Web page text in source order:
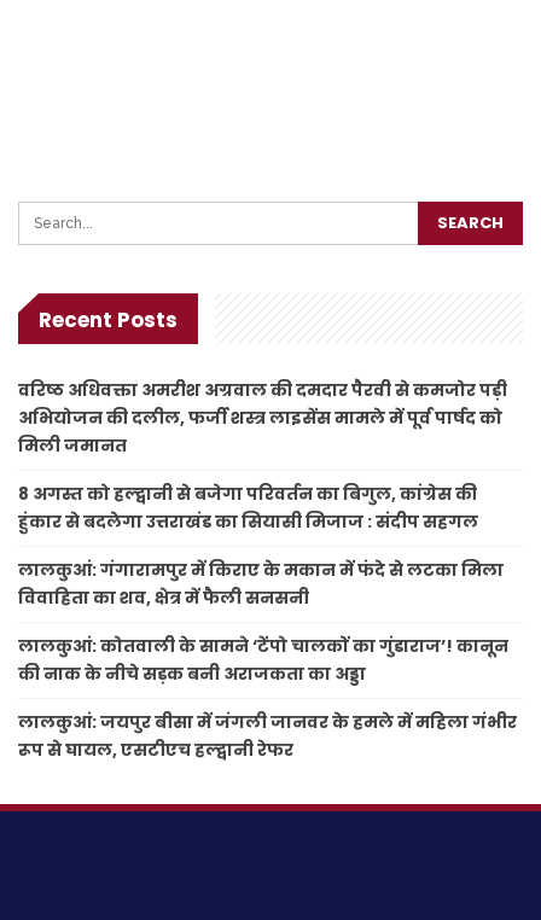
Recent Posts
वरिष्ठ अधिवक्ता अमरीश अग्रवाल की दमदार पैरवी से कमजोर पड़ी
अभियोजन की दलील, फर्जी शस्त्र लाइसेंस मामले में पूर्व पार्षद को
मिली जमानत
8 अगस्त को हल्द्वानी से बजेगा परिवर्तन का बिगुल, कांग्रेस की
हुंकार से बदलेगा उत्तराखंड का सियासी मिजाज : संदीप सहगल
लालकुआं: गंगारामपुर में किराए के मकान में फंदे से लटका मिला
विवाहिता का शव, क्षेत्र में फैली सनसनी
लालकुआं: कोतवाली के सामने ‘टेंपो चालकों का गुंडाराज’! कानून
की नाक के नीचे सड़क बनी अराजकता का अड्डा
लालकुआं: जयपुर बीसा में जंगली जानवर के हमले में महिला गंभीर
रूप से घायल, एसटीएच हल्द्वानी रेफर